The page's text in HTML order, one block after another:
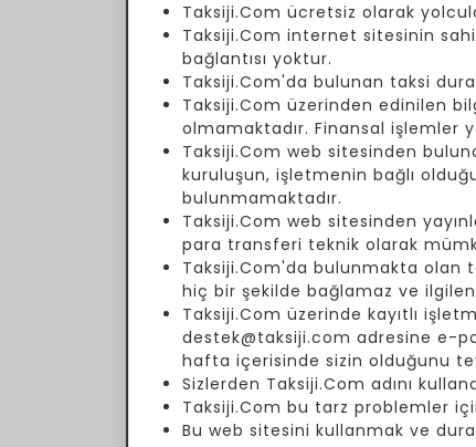
Taksiji.Com ücretsiz olarak
Taksiji.Com internet sitesinin
bağlantısı yoktur.
Taksiji.Com'da bulunan taksi
Taksiji.Com üzerinden edinilen
olmamaktadır. Finansal işlemler
Taksiji.Com web sitesinden
kuruluşun, işletmenin bağlı
bulunmamaktadır.
Taksiji.Com web sitesinden
para transferi teknik olarak
Taksiji.Com'da bulunmakta olan
hiç bir şekilde bağlamaz ve
Taksiji.Com üzerinde kayıtlı
destek@taksiji.com adresine e-
hafta içerisinde sizin olduğunu
Sizlerden Taksiji.Com adını
Taksiji.Com bu tarz problemler
Bu web sitesini kullanmak ve